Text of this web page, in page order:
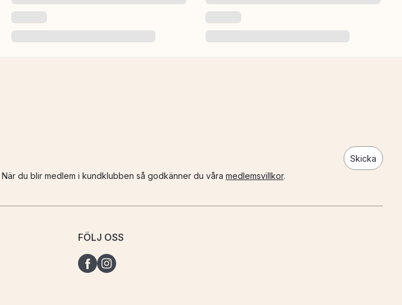
Skicka
När du blir medlem i kundklubben så godkänner du våra medlemsvillkor.
FÖLJ OSS